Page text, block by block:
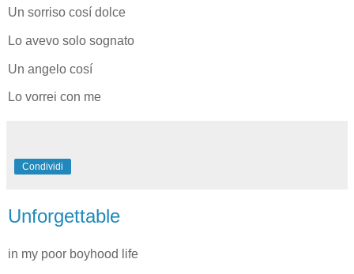
Un sorriso cosí dolce
Lo avevo solo sognato
Un angelo cosí
Lo vorrei con me
Condividi
Unforgettable
in my poor boyhood life